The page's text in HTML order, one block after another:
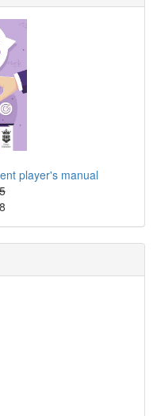
player's manual